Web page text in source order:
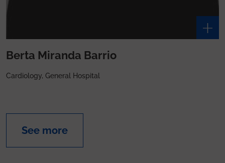
Berta Miranda Barrio
Cardiology, General Hospital
See more